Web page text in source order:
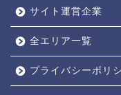
サイト運営企業
全エリア一覧
プライバシーポリ